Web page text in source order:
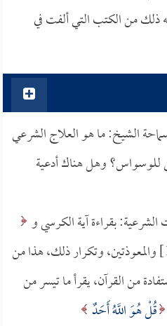
ذلك من الكتب التي ألفت في
الشيخ: ما هو العلاج الشرعي
للوسواس؟ وهل هناك أدعية
بقراءة آية الكرسي و
[الإخلاص:1] والمعوذتين، وتكرار ذلك، هذا من
من القرآن، يقرأ ما تيسر من
قُلْ هُوَ اللَّهُ أَحَدٌ